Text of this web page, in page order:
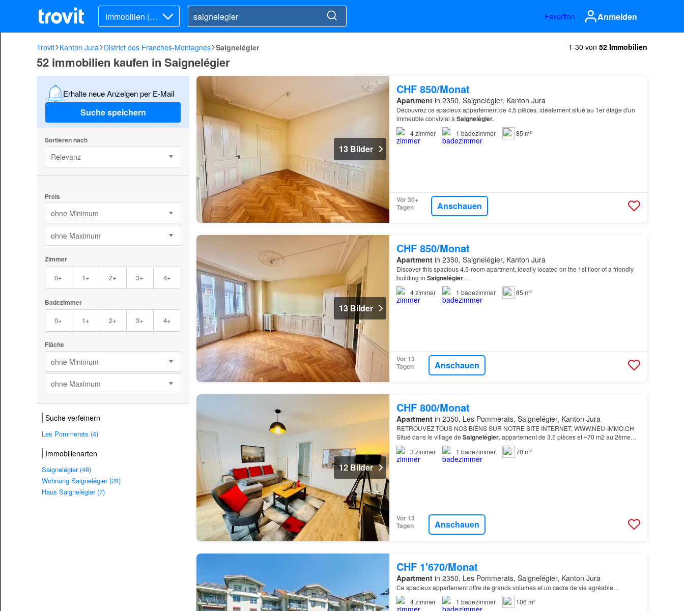
Immobilien (Ka
uf)
Favoriten Anmelden
Trovit Kanton Jura District des Franches-Montagnes Saignelégier 1-30 von 52 Immobilien
52 immobilien kaufen in Saignelégier
Erhalte neue Anzeigen per E-Mail
Suche speichern
Sortieren nach
Relevanz
Preis
ohne Minimum
ohne Maximum
Zimmer
0+ 1+ 2+ 3+ 4+
Badezimmer
0+ 1+ 2+ 3+ 4+
Fläche
ohne Minimum
ohne Maximum
Suche verfeinern
Les Pommerats (4)
Immobilienarten
Saignelégier (48)
Wohnung Saignelégier (28)
Haus Saignelégier (7)
13 Bilder
CHF 850/Monat
Apartmentin 2350, Saignelégier, Kanton Jura
Découvrez ce spacieux appartement de 4,5 pièces, idéalement situé au 1er étage d'un
immeuble convivial à Saignelégier.
4zimmer 1 badezimmer 85 m²
Vor 30+
Tagen
Anschauen
13 Bilder
CHF 850/Monat
Apartmentin 2350, Saignelégier, Kanton Jura
Discover this spacious 4.5-room apartment, ideally located on the 1st floor of a friendly
building in Saignelégier…
4zimmer 1 badezimmer 85 m²
Vor 13
Tagen
Anschauen
12 Bilder
CHF 800/Monat
Apartmentin 2350, Les Pommerats, Saignelégier, Kanton Jura
RETROUVEZ TOUS NOS BIENS SUR NOTRE SITE INTERNET, WWW.NEU-IMMO.CH
Situé dans le village de Saignelégier, appartement de 3.5 pièces et ~70 m2 au 2ème
étage
3 zimmer 1 badezimmer 70 m²
Vor 13
Tagen
Anschauen
CHF 1'670/Monat
Apartmentin 2350, Les Pommerats, Saignelégier, Kanton Jura
Ce spacieux appartement offre de grands volumes et un cadre de vie agréable…
4zimmer 1 badezimmer 106 m²